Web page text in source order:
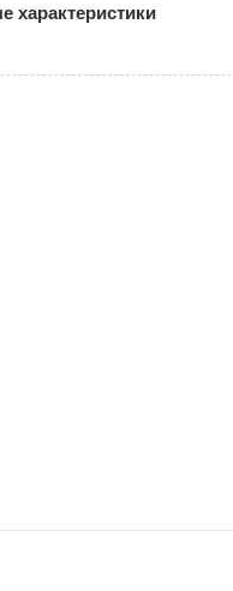
характеристики